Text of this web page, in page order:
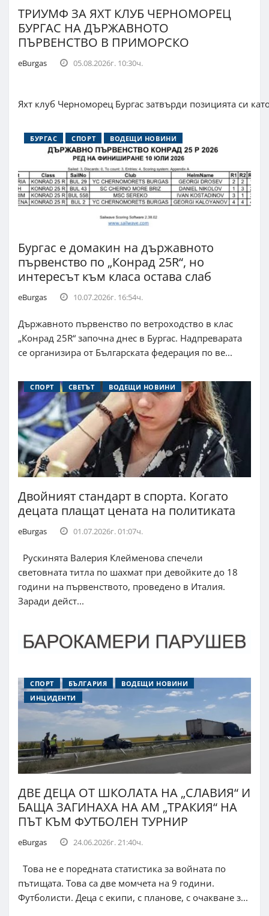
ТРИУМФ ЗА ЯХТ КЛУБ ЧЕРНОМОРЕЦ
БУРГАС НА ДЪРЖАВНОТО
ПЪРВЕНСТВО В ПРИМОРСКО
eBurgas 05.08.2026г. 10:30ч.
Яхт клуб Черноморец Бургас затвърди позицията си
БУРГАС СПОРТ ВОДЕЩИ НОВИНИ
Бургас е домакин на държавното
първенство по „Конрад 25R“, но
интересът към класа остава слаб
eBurgas 10.07.2026г. 16:54ч.
Държавното първенство по ветроходство в клас
„Конрад 25R“ започна днес в Бургас. Надпреварата
се организира от Българската федерация по ве...
СПОРТ СВЕТЪТ ВОДЕЩИ НОВИНИ
Двойният стандарт в спорта. Когато
децата плащат цената на политиката
eBurgas 01.07.2026г. 01:07ч.
Рускинята Валерия Клейменова спечели
световната титла по шахмат при девойките до 18
години на първенството, проведено в Италия.
Заради дейст...
СПОРТ БЪЛГАРИЯ
ВОДЕЩИ НОВИНИ
ИНЦИДЕНТИ
ДВЕ ДЕЦА ОТ ШКОЛАТА НА „СЛАВИЯ“ И
БАЩА ЗАГИНАХА НА АМ „ТРАКИЯ“ НА
ПЪТ КЪМ ФУТБОЛЕН ТУРНИР
eBurgas 24.06.2026г. 21:40ч.
Това не е поредната статистика за войната по
пътищата. Това са две момчета на 9 години.
Футболисти. Деца с екипи, с планове, с очакване з...